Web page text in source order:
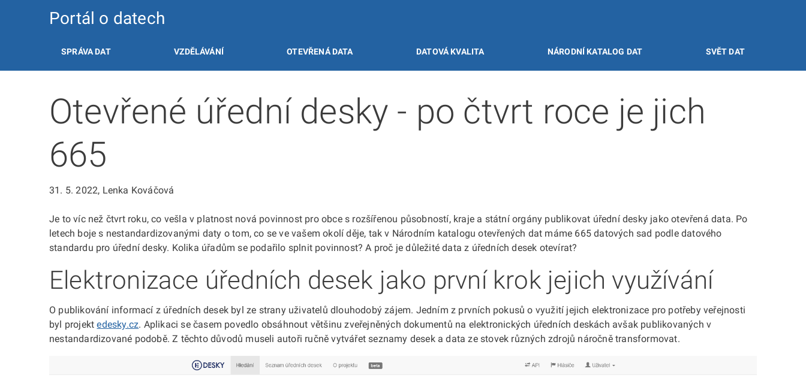
Portál o datech
SPRÁVA DAT VZDĚLÁVÁNÍ OTEVŘENÁ DATA DATOVÁ KVALITA NÁRODNÍ KATALOG DAT SVĚT DAT
Otevřené úřední desky - po čtvrt roce je jich
665
31. 5. 2022, Lenka Kováčová
Je to víc než čtvrt roku, co vešla v platnost nová povinnost pro obce s rozšířenou působností, kraje a státní orgány publikovat úřední desky jako otevřená data. Po
letech boje s nestandardizovanými daty o tom, co se ve vašem okolí děje, tak v Národním katalogu otevřených dat máme 665 datových sad podle datového
standardu pro úřední desky. Kolika úřadům se podařilo splnit povinnost? A proč je důležité data z úředních desek otevírat?
Elektronizace úředních desek jako první krok jejich využívání
O publikování informací z úředních desek byl ze strany uživatelů dlouhodobý zájem. Jedním z prvních pokusů o využití jejich elektronizace pro potřeby veřejnosti
byl projektedesky.cz. Aplikaci se časem povedlo obsáhnout většinu zveřejněných dokumentů na elektronických úředních deskách avšak publikovaných v
nestandardizované podobě. Z těchto důvodů museli autoři ručně vytvářet seznamy desek a data ze stovek různých zdrojů náročně transformovat.